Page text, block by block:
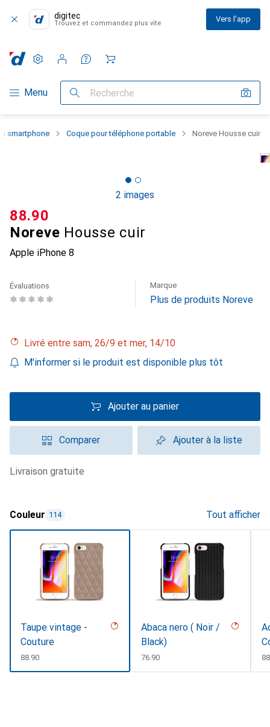
digitec
Trouvez et commandez plus vite Vers l'app
Navigation par catégorie
Menu Recherche
Paramètres
Compte client
Listes de comparaison
Listes d'envies
Panier
smartphone Coque pour téléphone portable Noreve Housse cuir
2 images
Noreve Housse cuir
Apple iPhone 8
CHF
88.90
Évaluations Marque
Plus de produits Noreve
Livré entre sam, 26/9 et mer, 14/10
M'informer si le produit est disponible plus tôt
Ajouter au panier
Comparer Ajouter à la liste
livraison gratuite
Couleur 114 Tout afficher
Taupe vintage -
Couture
CHF
88.90
Abaca nero ( Noir /
Black)
CHF
76.90